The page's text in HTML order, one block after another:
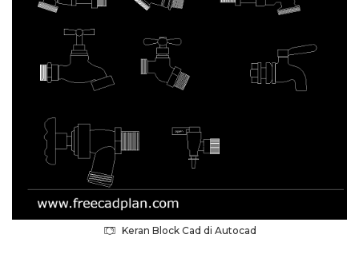
Keran Block Cad di Autocad